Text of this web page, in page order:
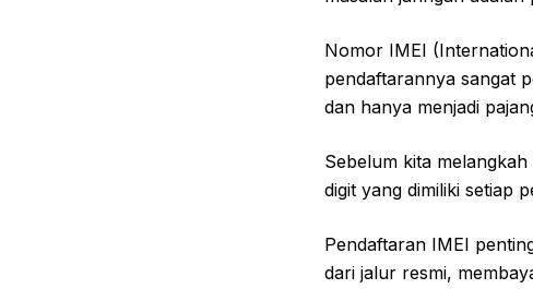
Nomor IMEI
pendaftarannya sangat
dan hanya menjadi
Sebelum kita
digit yang dimiliki setiap
Pendaftaran IMEI
dari jalur resmi,